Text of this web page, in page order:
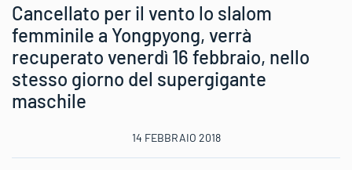
Cancellato per il vento lo slalom
femminile a Yongpyong, verrà
recuperato venerdì 16 febbraio, nello
stesso giorno del supergigante
maschile
14 FEBBRAIO 2018